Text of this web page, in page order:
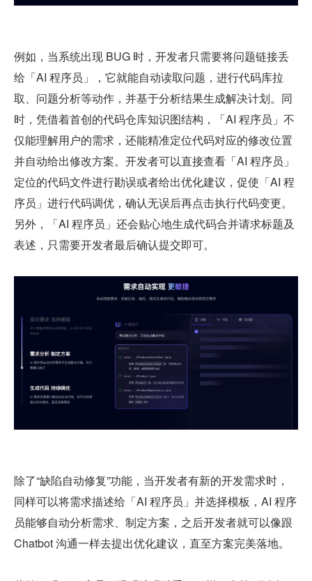
例如，当系统出现 BUG 时，开发者只需要将问题链接丢
给「AI 程序员」，它就能自动读取问题，进行代码库拉
取、问题分析等动作，并基于分析结果生成解决计划。同
时，凭借着首创的代码仓库知识图结构，「AI 程序员」不
仅能理解用户的需求，还能精准定位代码对应的修改位置
并自动给出修改方案。开发者可以直接查看「AI 程序员」
定位的代码文件进行勘误或者给出优化建议，促使「AI 程
序员」进行代码调优，确认无误后再点击执行代码变更。
另外，「AI 程序员」还会贴心地生成代码合并请求标题及
表述，只需要开发者最后确认提交即可。
除了“缺陷自动修复”功能，当开发者有新的开发需求时，
同样可以将需求描述给「AI 程序员」并选择模板，AI 程序
员能够自动分析需求、制定方案，之后开发者就可以像跟
Chatbot 沟通一样去提出优化建议，直至方案完美落地。